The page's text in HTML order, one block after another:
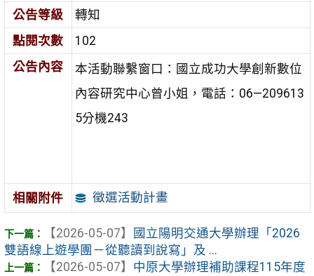
公告等級
轉知
點閱次數
102
公告內容
本活動聯繫窗口：國立成功大學創新數位
內容研究中心曾小姐，電話：06—209613
5分機243
相關附件 徵選活動計畫
【2026-05-07】
國立陽明交通大學辦理「2026
雙語線上遊學團－從聽讀到說寫」及 ...
【2026-05-07】 中原大學辦理補助課程115年度